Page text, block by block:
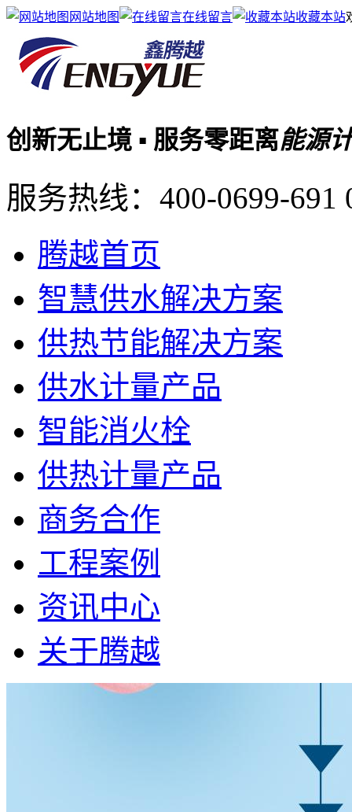
网站地图 在线留言 收藏本站
创新无止境 ▪ 服务零距离能源
服务热线： 400-0699-691
腾越首页
智慧供水解决方案
供热节能解决方案
供水计量产品
智能消火栓
供热计量产品
商务合作
工程案例
资讯中心
关于腾越